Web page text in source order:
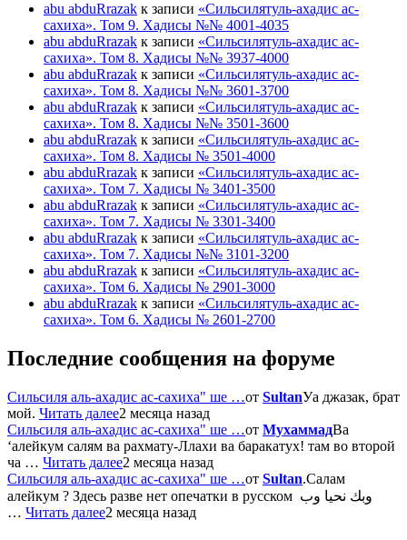
abu abduRrazak к записи «Сильсилятуль-ахадис ас-
сахиха». Том 9. Хадисы №№ 4001-4035
abu abduRrazak к записи «Сильсилятуль-ахадис ас-
сахиха». Том 8. Хадисы №№ 3937-4000
abu abduRrazak к записи «Сильсилятуль-ахадис ас-
сахиха». Том 8. Хадисы №№ 3601-3700
abu abduRrazak к записи «Сильсилятуль-ахадис ас-
сахиха». Том 8. Хадисы №№ 3501-3600
abu abduRrazak к записи «Сильсилятуль-ахадис ас-
сахиха». Том 8. Хадисы № 3501-4000
abu abduRrazak к записи «Сильсилятуль-ахадис ас-
сахиха». Том 7. Хадисы № 3401-3500
abu abduRrazak к записи «Сильсилятуль-ахадис ас-
сахиха». Том 7. Хадисы № 3301-3400
abu abduRrazak к записи «Сильсилятуль-ахадис ас-
сахиха». Том 7. Хадисы №№ 3101-3200
abu abduRrazak к записи «Сильсилятуль-ахадис ас-
сахиха». Том 6. Хадисы № 2901-3000
abu abduRrazak к записи «Сильсилятуль-ахадис ас-
сахиха». Том 6. Хадисы № 2601-2700
Последние сообщения на форуме
Сильсиля аль-ахадис ас-сахиха" ше …от SultanУа джазак, брат
мой. Читать далее2 месяца назад
Сильсиля аль-ахадис ас-сахиха" ше …от МухаммадВа
‘алейкум салям ва рахмату-Ллахи ва баракатух! там во второй
ча … Читать далее2 месяца назад
Сильсиля аль-ахадис ас-сахиха" ше …от Sultan.Салам
алейкум ? Здесь разве нет опечатки в русском وبك نحيا وب
… Читать далее2 месяца назад